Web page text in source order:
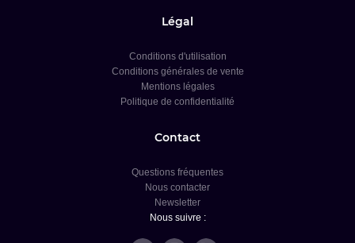
Légal
Conditions d'utilisation
Conditions générales de vente
Mentions légales
Politique de confidentialité
Contact
Questions fréquentes
Nous contacter
Newsletter
Nous suivre :